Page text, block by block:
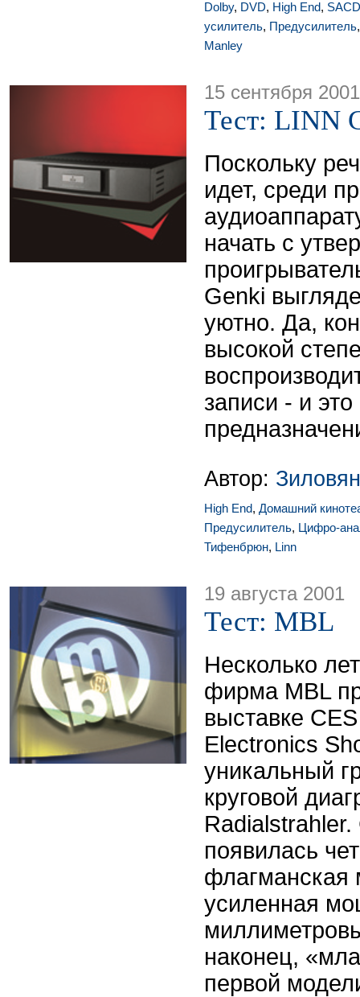
Dolby, DVD, High End, SACD
усилитель, Предусилитель
Manley
15 сентября 2001
Тест: LINN
Поскольку
идет, среди
начать с
Genki
уютно. Да,
высокой
записи - и
Автор:
High End, Домашний
Предусилитель, Цифро-
Тифенбрюн, Linn
19 августа 2001
Тест: MBL
Несколько
фирма MBL
выставке
Electronics
уникальный
круговой
появилась
флагманская
усиленная
наконец,
первой